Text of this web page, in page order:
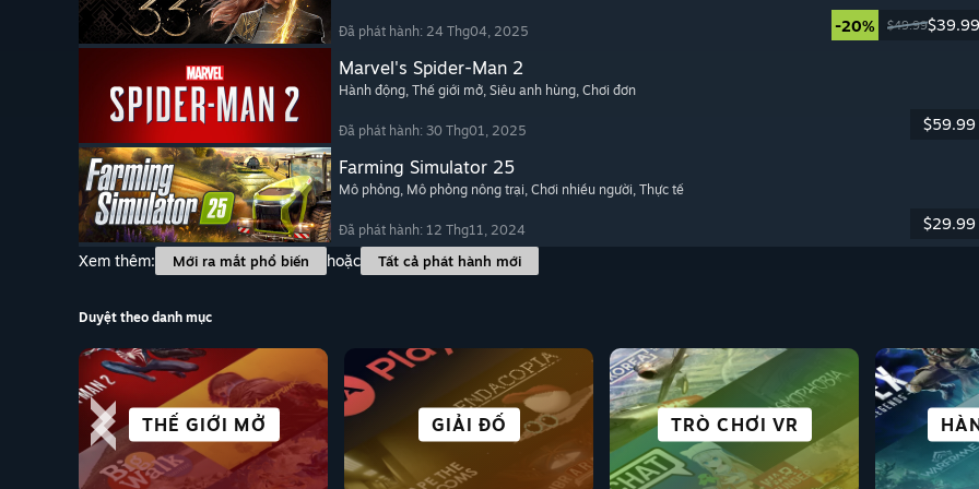
Đã phát hành: 24 Thg04, 2025 -20% $49.99$39.99
Marvel's Spider-Man 2
Hành động, Thế giới mở, Siêu anh hùng, Chơi đơn
Đã phát hành: 30 Thg01, 2025 $59.99
Farming Simulator 25
Mô phỏng, Mô phỏng nông trại, Chơi nhiều người, Thực tế
Đã phát hành: 12 Thg11, 2024
$29.99
Xem thêm:
Mới ra mắt phổ biến hoặc Tất cả phát hành mới
Duyệt theo danh mục
THẾ GIỚI MỞ GIẢI ĐỐ TRÒ CHƠI VR
ĐUA TỐC ĐỘ KINH DỊ GIÀU CỐT TRUYỆN
THỂ THAO
THÀNH PHỐ & LẬP
CƯ
PHỐI HỢP
ĐƠN GIẢN PHIÊU LƯU ĐỐI KHÁNG